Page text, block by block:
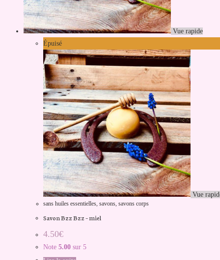
Vue rapide
Épuisé
Vue
sans huiles essentielles savons savons corps
Savon Bzz Bzz – miel
4.50€
Note 5.00 sur 5